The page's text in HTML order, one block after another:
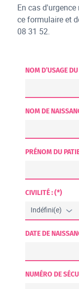
En cas
ce formulaire et
08 31 52.
NOM D’USAGE
NOM DE
PRÉNOM DU
CIVILITÉ : (*)
DATE DE
NUMÉRO DE